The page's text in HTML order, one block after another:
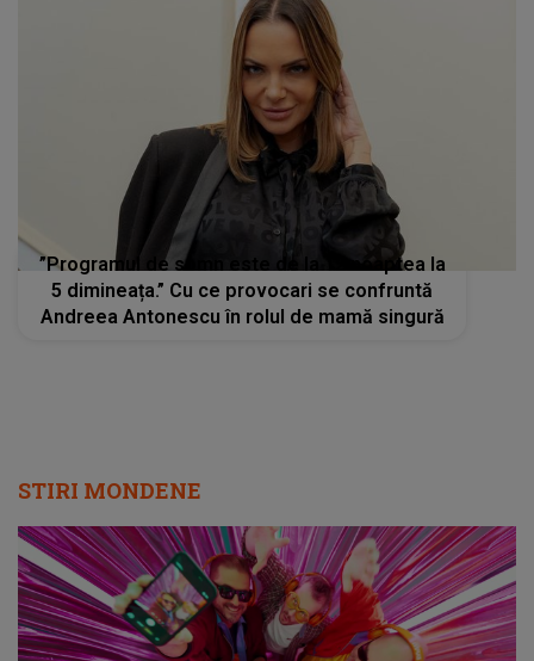
”Programul de somn este de la 12 noaptea la
5 dimineața.” Cu ce provocari se confruntă
Andreea Antonescu în rolul de mamă singură
STIRI MONDENE